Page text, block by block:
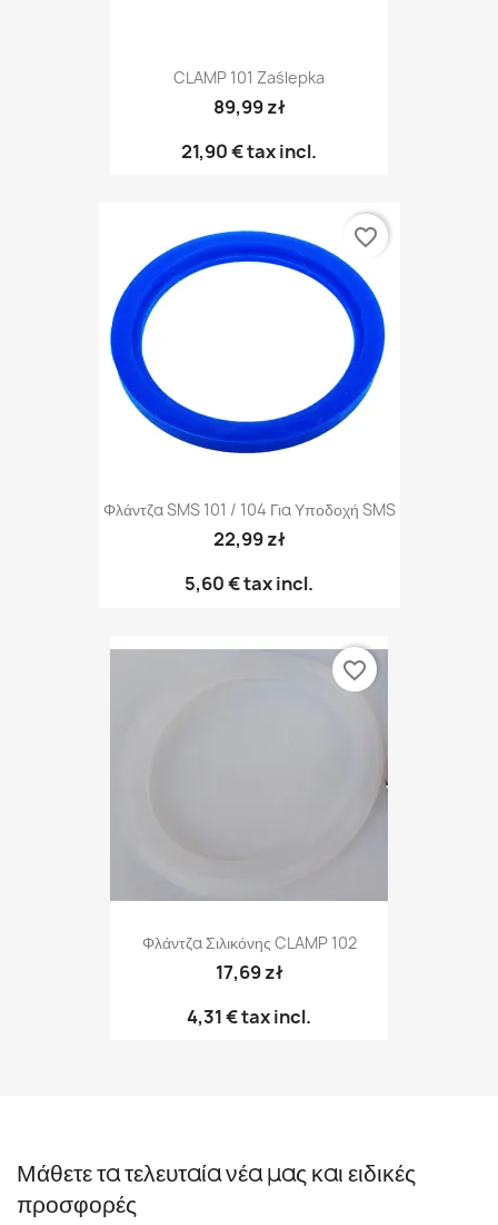
CLAMP 101 Zaślepka
89,99 zł
21,90 €tax incl.
Φλάντζα SMS 101 / 104 Για Υποδοχή SMS
22,99 zł
5,60 €tax incl.
favorite_border
Φλάντζα Σιλικόνης CLAMP 102
17,69 zł
4,31 €tax incl.
favorite_border
Μάθετε τα τελευταία νέα μας και ειδικές
προσφορές